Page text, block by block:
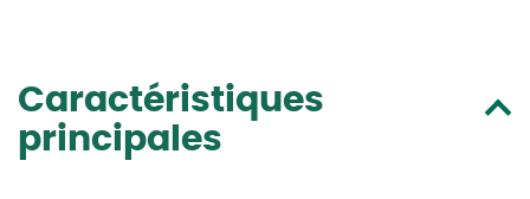
Caractéristiques
principales